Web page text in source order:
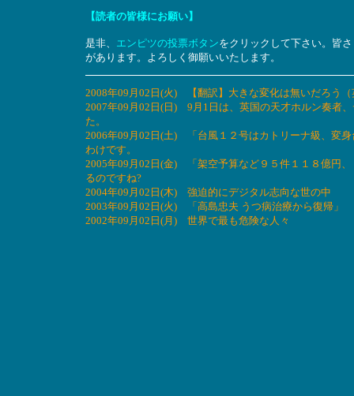
【読者の皆様にお願い】
是非、 エンピツの投票ボタンをクリックして下さい。皆
があります。よろしく御願いいたします。
2008年09月02日(火) 【翻訳】大きな変化は無いだろう
2007年09月02日(日) 9月1日は、英国の天才ホルン奏者
た。
2006年09月02日(土) 「台風１２号はカトリーナ級、変
わけです。
2005年09月02日(金) 「架空予算など９５件１１８億円
るのですね?
2004年09月02日(木) 強迫的にデジタル志向な世の中
2003年09月02日(火) 「高島忠夫 うつ病治療から復帰」
2002年09月02日(月) 世界で最も危険な人々